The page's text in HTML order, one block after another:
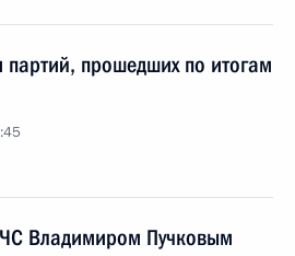
партий, прошедших по итогам
Владимиром Пучковым